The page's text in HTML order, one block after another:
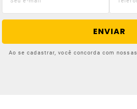
ENVIAR
Ao se cadastrar, você concorda com nossas